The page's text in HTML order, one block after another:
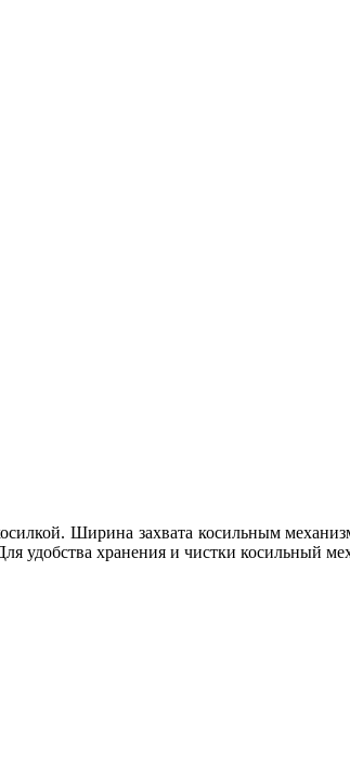
Ширина захвата косильным
удобства хранения и чистки косильный